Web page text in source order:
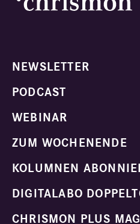
NEWSLETTER
PODCAST
WEBINAR
ZUM WOCHENENDE
KOLUMNEN
DIGITALABO
CHRISMON PLUS